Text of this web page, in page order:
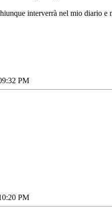
interverrà nel mio diario
PM
PM